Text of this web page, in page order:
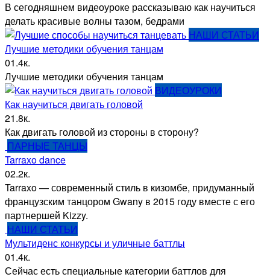
В сегодняшнем видеоуроке рассказываю как научиться
делать красивые волны тазом, бедрами
НАШИ СТАТЬИ
Лучшие методики обучения танцам
01.4к.
Лучшие методики обучения танцам
ВИДЕОУРОКИ
Как научиться двигать головой
21.8к.
Как двигать головой из стороны в сторону?
ПАРНЫЕ ТАНЦЫ
Tarraxo dance
02.2к.
Tarraxo — современный стиль в кизомбе, придуманный
французским танцором Gwany в 2015 году вместе с его
партнершей Kizzy.
НАШИ СТАТЬИ
Мультиденс конкурсы и уличные баттлы
01.4к.
Сейчас есть специальные категории баттлов для